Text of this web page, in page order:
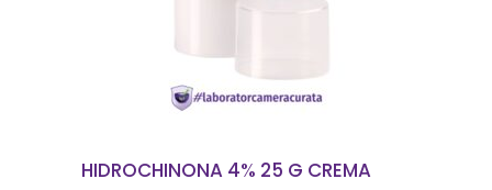
HIDROCHINONA 4% 25 G CREMA